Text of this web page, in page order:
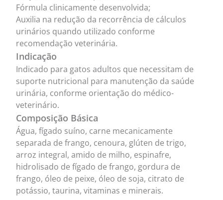
Fórmula clinicamente desenvolvida;
Auxilia na redução da recorrência de cálculos
urinários quando utilizado conforme
recomendação veterinária.
Indicação
Indicado para gatos adultos que necessitam de
suporte nutricional para manutenção da saúde
urinária, conforme orientação do médico-
veterinário.
Composição Básica
Água, fígado suíno, carne mecanicamente
separada de frango, cenoura, glúten de trigo,
arroz integral, amido de milho, espinafre,
hidrolisado de fígado de frango, gordura de
frango, óleo de peixe, óleo de soja, citrato de
potássio, taurina, vitaminas e minerais.